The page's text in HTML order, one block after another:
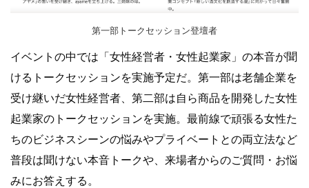
第一部トークセッション登壇者
イベントの中では「女性経営者・女性起業家」の本音が聞
けるトークセッションを実施予定だ。第一部は老舗企業を
受け継いだ女性経営者、第二部は自ら商品を開発した女性
起業家のトークセッションを実施。最前線で頑張る女性た
ちのビジネスシーンの悩みやプライベートとの両立法など
普段は聞けない本音トークや、来場者からのご質問・お悩
みにお答えする。